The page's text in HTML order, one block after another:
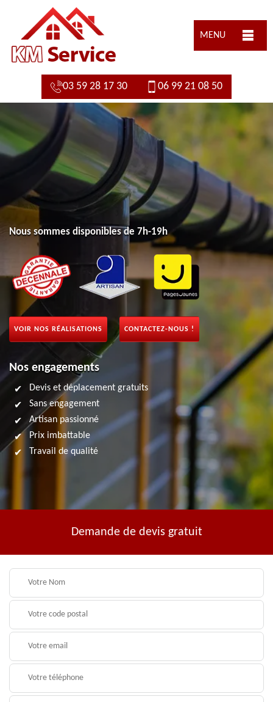
MENU
03 59 28 17 30 06 99 21 08 50
Nous sommes disponibles de 7h-19h
VOIR NOS RÉALISATIONS CONTACTEZ-NOUS !
Nos engagements
Devis et déplacement gratuits
Sans engagement
Artisan passionné
Prix imbattable
Travail de qualité
Demande de devis gratuit